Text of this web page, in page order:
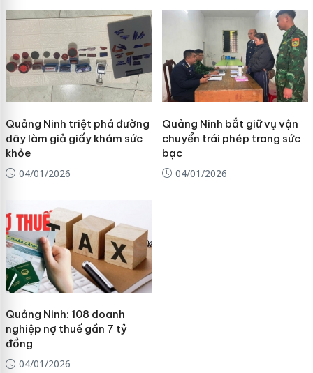
Quảng Ninh triệt phá đường
dây làm giả giấy khám sức
khỏe
04/01/2026
Quảng Ninh bắt giữ vụ vận
chuyển trái phép trang sức
bạc
04/01/2026
Quảng Ninh: 108 doanh
nghiệp nợ thuế gần 7 tỷ
đồng
04/01/2026